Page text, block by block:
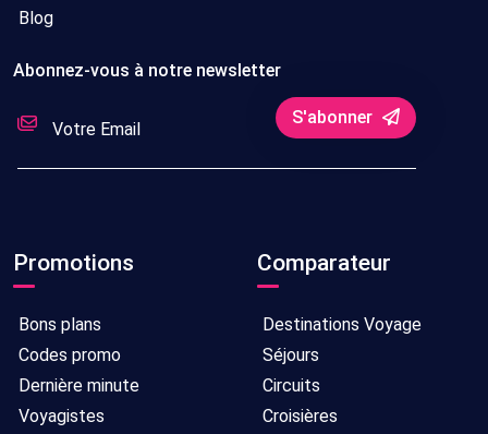
Blog
Abonnez-vous à notre newsletter
S'abonner
Promotions
Bons plans
Codes promo
Dernière minute
Voyagistes
Comparateur
Destinations Voyage
Séjours
Circuits
Croisières